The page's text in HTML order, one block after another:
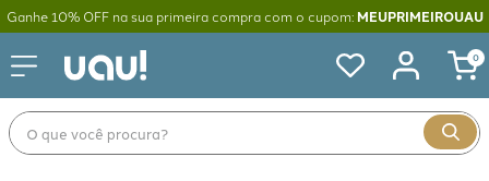
Ganhe 10% OFF na sua primeira compra com o cupom: MEUPRIMEIROUAU
0
O que você procura?